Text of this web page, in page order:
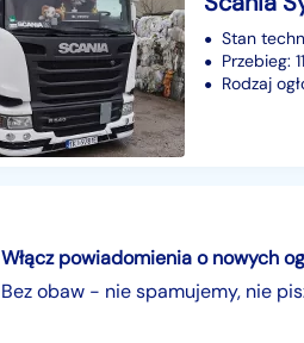
Stan
Przebieg:
Rodzaj
Włącz powiadomienia o nowych
Bez obaw - nie spamujemy, nie